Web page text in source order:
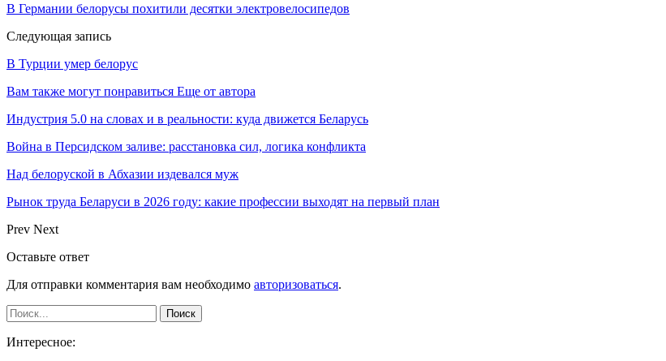
В Германии белорусы похитили десятки электровелосипедов
Следующая запись
В Турции умер белорус
Вам также могут понравиться Еще от автора
Индустрия 5.0 на словах и в реальности: куда движется Беларусь
Война в Персидском заливе: расстановка сил, логика конфликта
Над белоруской в Абхазии издевался муж
Рынок труда Беларуси в 2026 году: какие профессии выходят на первый план
Prev Next
Оставьте ответ
Для отправки комментария вам необходимо авторизоваться.
Интересное: